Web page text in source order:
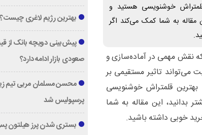
خوشنویسی هستید و
مقاله به شما کمک می‌کند اگر
نقش مهمی در آماده‌سازی و
می‌تواند تاثیر مستقیمی بر
قلمتراش خوشنویسی
بدانید، این مقاله به شما
خوبی داشته باشید.
بهترین رژیم لاغری چیست؟
پیش‌بینی دویچه‌ بانک از
صعودی بازار ادامه دارد؟
پرسپولیس شد
بستری شدن پرز هیلتون